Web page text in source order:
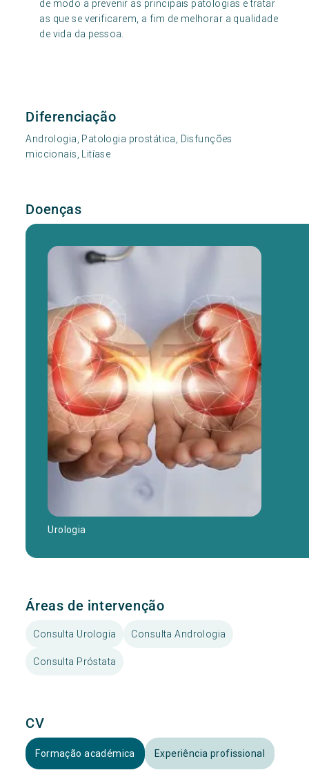
de modo a prevenir as principais patologias e tratar
as que se verificarem, a fim de melhorar a qualidade
de vida da pessoa.
Diferenciação
Andrologia, Patologia prostática, Disfunções
miccionais, Litíase
Doenças
Urologia
Áreas de intervenção
Consulta Urologia Consulta Andrologia
Consulta Próstata
CV
Formação académica Experiência profissional